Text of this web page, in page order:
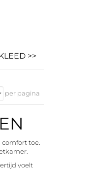
>>
per pagina
toe.
voelt